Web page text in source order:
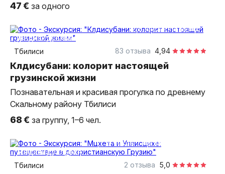
47 € за одного
2,5 часа
пешком
индивидуальная
Тбилиси
4,94
83 отзыва
Клдисубани: колорит настоящей
грузинской жизни
Познавательная и красивая прогулка по древнему
Скальному району Тбилиси
68 € за группу, 1–6 чел.
8 часов
на автомобиле
индивидуальная
Тбилиси
5,0
2 отзыва